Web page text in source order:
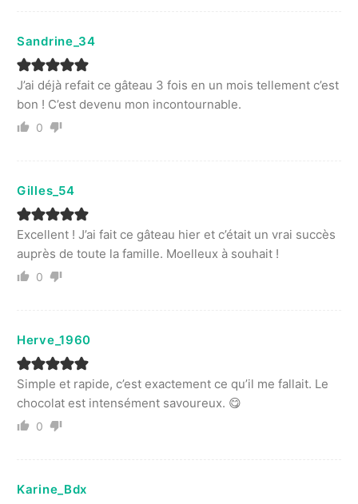
Sandrine_34
J’ai déjà refait ce gâteau 3 fois en un mois tellement c’est
bon ! C’est devenu mon incontournable.
0
Gilles_54
Excellent ! J’ai fait ce gâteau hier et c’était un vrai succès
auprès de toute la famille. Moelleux à souhait !
0
Herve_1960
Simple et rapide, c’est exactement ce qu’il me fallait. Le
chocolat est intensément savoureux. 😋
0
Karine_Bdx